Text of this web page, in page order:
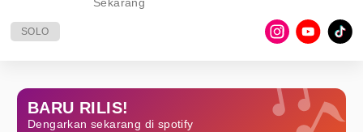
SOLO
BARU RILIS!
Dengarkan sekarang di spotify